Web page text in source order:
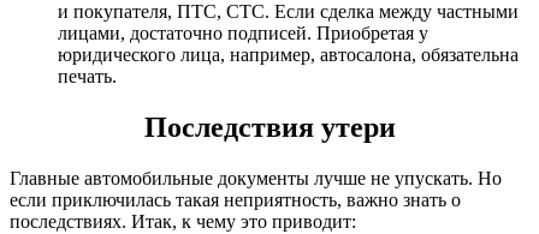
и покупателя, ПТС, СТС. Если сделка между частными
лицами, достаточно подписей. Приобретая у
юридического лица, например, автосалона, обязательна
печать.
Последствия утери
Главные автомобильные документы лучше не упускать. Но
если приключилась такая неприятность, важно знать о
последствиях. Итак, к чему это приводит: